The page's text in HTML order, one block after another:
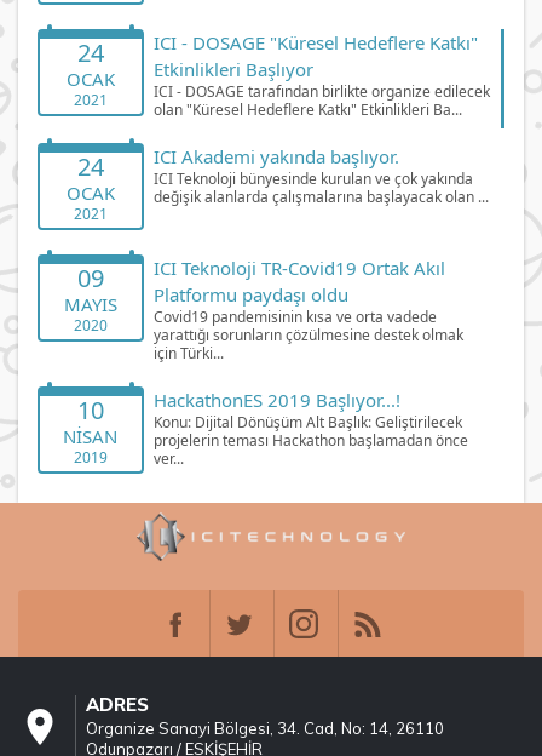
24
OCAK
2021
ICI - DOSAGE "Küresel Hedeflere Katkı"
Etkinlikleri Başlıyor
ICI - DOSAGE tarafından birlikte organize edilecek
olan "Küresel Hedeflere Katkı" Etkinlikleri Ba...
24
OCAK
2021
ICI Akademi yakında başlıyor.
ICI Teknoloji bünyesinde kurulan ve çok yakında
değişik alanlarda çalışmalarına başlayacak olan ...
09
MAYIS
2020
ICI Teknoloji TR-Covid19 Ortak Akıl
Platformu paydaşı oldu
Covid19 pandemisinin kısa ve orta vadede
yarattığı sorunların çözülmesine destek olmak
için Türki...
10
NISAN
2019
HackathonES 2019 Başlıyor...!
Konu: Dijital Dönüşüm Alt Başlık: Geliştirilecek
projelerin teması Hackathon başlamadan önce
ver...
location_on
ADRES
Organize Sanayi Bölgesi, 34. Cad, No: 14, 26110
Odunpazarı / ESKİŞEHİR